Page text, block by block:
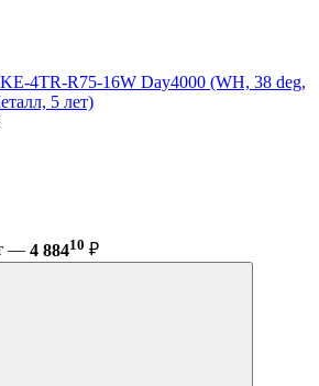
4TR-R75-16W Day4000 (WH, 38 deg,
5 лет)
— 4 88410 ₽